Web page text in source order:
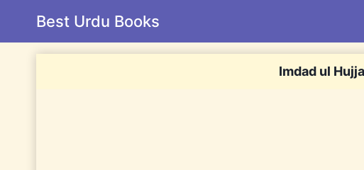
Best Urdu Books
Imdad ul